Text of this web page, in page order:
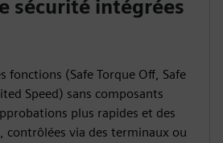
sécurité intégrées
fonctions (Safe Torque Off, Safe
Speed) sans composants
plus rapides et des
contrôlées via des terminaux ou